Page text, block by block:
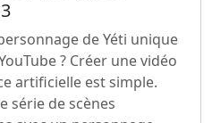
de Yéti unique
? Créer une vidéo
artificielle est simple.
série de scènes